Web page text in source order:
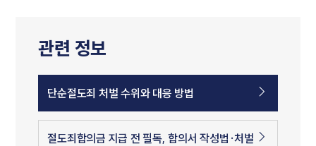
관련 정보
단순절도죄 처벌 수위와 대응 방법
절도죄합의금 지급 전 필독, 합의서 작성법·처벌